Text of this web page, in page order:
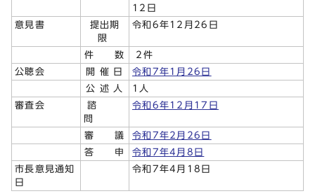
12日
意見書
提出期
限
令和6年12月26日
件 数
2件
公聴会
開 催 日
令和7年1月26日
公 述 人
1人
審査会
諮
問
令和6年12月17日
審 議
令和7年2月26日
答 申
令和7年4月8日
市長意見通知
日
令和7年4月18日